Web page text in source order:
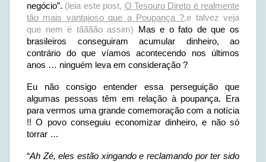
negócio”. (leia este post, O Tesouro Direto é realmente
tão mais vantajoso que a Poupança ?,e talvez veja
que nem é tãããão assim) Mas e o fato de que os
brasileiros conseguiram acumular dinheiro, ao
contrário do que víamos acontecendo nos últimos
anos … ninguém leva em consideração ?
Eu não consigo entender essa perseguição que
algumas pessoas têm em relação à poupança. Era
para vermos uma grande comemoração com a notícia
!! O povo conseguiu economizar dinheiro, e não só
torrar …
“Ah Zé, eles estão xingando e reclamando por ter sido